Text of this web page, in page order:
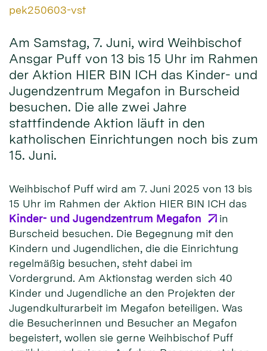
Von:
pek250603-vst
Am Samstag, 7. Juni, wird Weihbischof
Ansgar Puff von 13 bis 15 Uhr im Rahmen
der Aktion HIER BIN ICH das Kinder- und
Jugendzentrum Megafon in Burscheid
besuchen. Die alle zwei Jahre
stattfindende Aktion läuft in den
katholischen Einrichtungen noch bis zum
15. Juni.
Weihbischof Puff wird am 7. Juni 2025 von 13 bis
15 Uhr im Rahmen der Aktion HIER BIN ICH das
Kinder- und Jugendzentrum Megafon
in
Burscheid besuchen. Die Begegnung mit den
Kindern und Jugendlichen, die die Einrichtung
regelmäßig besuchen, steht dabei im
Vordergrund. Am Aktionstag werden sich 40
Kinder und Jugendliche an den Projekten der
Jugendkulturarbeit im Megafon beteiligen. Was
die Besucherinnen und Besucher an Megafon
begeistert, wollen sie gerne Weihbischof Puff